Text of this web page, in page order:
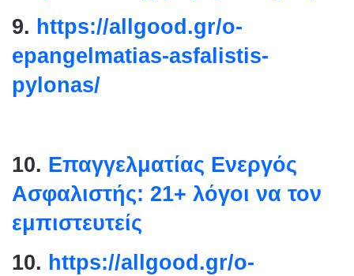
9. https://allgood.gr/o-
epangelmatias-asfalistis-
pylonas/
10. Επαγγελματίας Ενεργός
Ασφαλιστής: 21+ λόγοι να τον
εμπιστευτείς
10. https://allgood.gr/o-